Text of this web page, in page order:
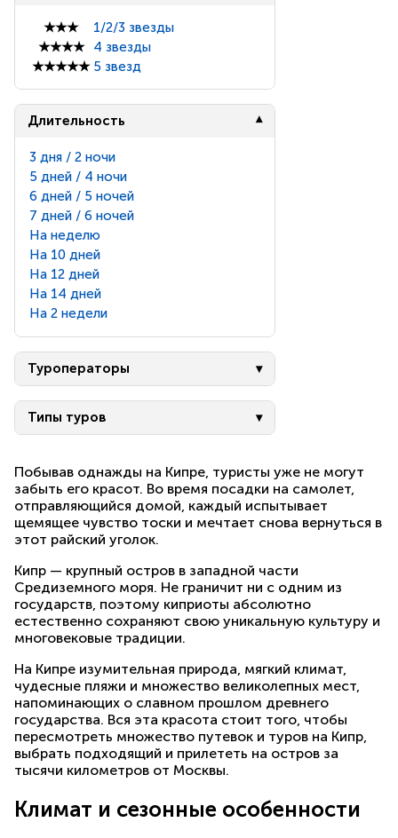
★★★
1/2/3 звезды
★★★★
4 звезды
★★★★★ 5 звезд
Длительность
3 дня / 2 ночи
5 дней / 4 ночи
6 дней / 5 ночей
7 дней / 6 ночей
На неделю
На 10 дней
На 12 дней
На 14 дней
На 2 недели
Туроператоры
Типы туров
Побывав однажды на Кипре, туристы уже не могут
забыть его красот. Во время посадки на самолет,
отправляющийся домой, каждый испытывает
щемящее чувство тоски и мечтает снова вернуться в
этот райский уголок.
Кипр — крупный остров в западной части
Средиземного моря. Не граничит ни с одним из
государств, поэтому киприоты абсолютно
естественно сохраняют свою уникальную культуру и
многовековые традиции.
На Кипре изумительная природа, мягкий климат,
чудесные пляжи и множество великолепных мест,
напоминающих о славном прошлом древнего
государства. Вся эта красота стоит того, чтобы
пересмотреть множество путевок и туров на Кипр,
выбрать подходящий и прилететь на остров за
тысячи километров от Москвы.
Климат и сезонные особенности